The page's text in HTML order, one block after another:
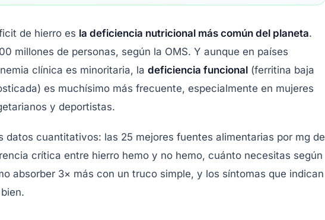
de hierro es la deficiencia nutricional más común del planeta.
millones de personas, según la OMS. Y aunque en países
clínica es minoritaria, la deficiencia funcional (ferritina baja
es muchísimo más frecuente, especialmente en mujeres
y deportistas.
datos cuantitativos: las 25 mejores fuentes alimentarias por mg de
crítica entre hierro hemo y no hemo, cuánto necesitas según
absorber 3× más con un truco simple, y los síntomas que indican